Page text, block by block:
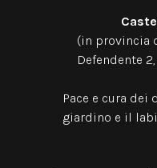
(in provincia
Defendente
Pace e cura
giardino e il